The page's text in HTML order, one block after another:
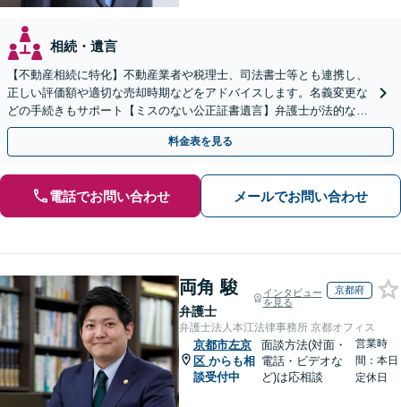
相続・遺言
【不動産相続に特化】不動産業者や税理士、司法書士等とも連携し、
正しい評価額や適切な売却時期などをアドバイスします。名義変更な
どの手続きもサポート【ミスのない公正証書遺言】弁護士が法的な観
点から遺言書を作成します。
料金表を見る
電話でお問い合わせ メールでお問い合わせ
両角 駿
弁護士
インタビュー
を見る
京都府
弁護士法人本江法律事務所 京都オフィス
京都市左京
区 からも相
談受付中
面談方法(対面・
電話・ビデオな
ど)は応相談
営業時
間：本日
定休日